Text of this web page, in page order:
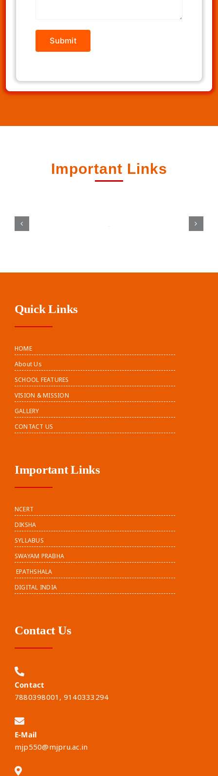
Important Links
Quick Links
HOME
About Us
SCHOOL FEATURES
VISION & MISSION
GALLERY
CONTACT US
Important Links
NCERT
DIKSHA
SYLLABUS
SWAYAM PRABHA
EPATHSHALA
DIGITAL INDIA
Contact Us
Contact
7880398001, 9140333294
E-Mail
mjp550@mjpru.ac.in